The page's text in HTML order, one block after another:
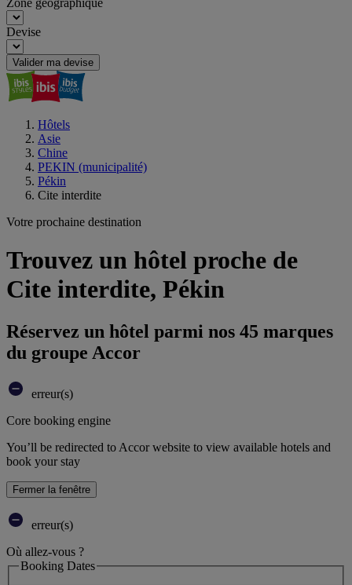
Zone géographique
Devise
Valider ma devise
Hôtels
Asie
Chine
PEKIN (municipalité)
Pékin
Cite interdite
Votre prochaine destination
Trouvez un hôtel proche de
Cite interdite, Pékin
Réservez un hôtel parmi nos 45 marques
du groupe Accor
erreur(s)
Core booking engine
You’ll be redirected to Accor website to view available hotels and
book your stay
Fermer la fenêtre
erreur(s)
Où allez-vous ?
Booking Dates